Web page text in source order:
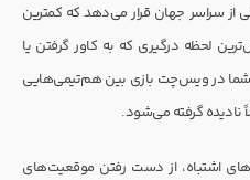
از سراسر جهان قرار می‌دهد که کمترین
لحظه درگیری که به کاور گرفتن یا
شما در ویس‌چت بازی بین هم‌تیمی‌هایی
نادیده گرفته می‌شود.
اشتباه، از دست رفتن موقعیت‌های